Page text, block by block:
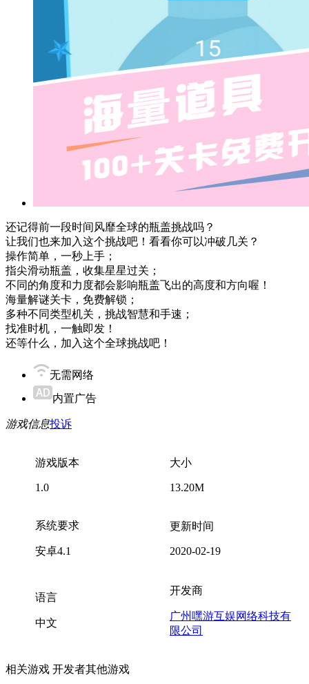
还记得前一段时间风靡全球的瓶盖挑战吗？
让我们也来加入这个挑战吧！看看你可以冲破几关？
操作简单，一秒上手；
指尖滑动瓶盖，收集星星过关；
不同的角度和力度都会影响瓶盖飞出的高度和方向喔！
海量解谜关卡，免费解锁；
多种不同类型机关，挑战智慧和手速；
找准时机，一触即发！
还等什么，加入这个全球挑战吧！
无需网络
内置广告
游戏信息投诉
游戏版本
1.0
大小
13.20M
系统要求
安卓4.1
更新时间
2020-02-19
语言
中文
开发商
广州嘿游互娱网络科技有
限公司
相关游戏 开发者其他游戏